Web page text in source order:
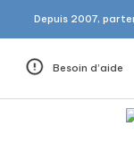
Depuis 2007,
Besoin d’aide